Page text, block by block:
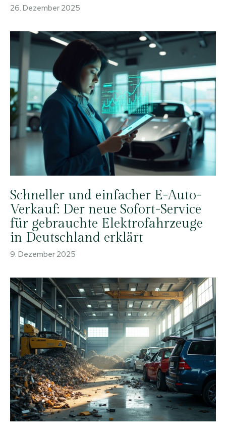
26. Dezember 2025
Schneller und einfacher E-Auto-
Verkauf: Der neue Sofort-Service
für gebrauchte Elektrofahrzeuge
in Deutschland erklärt
9. Dezember 2025